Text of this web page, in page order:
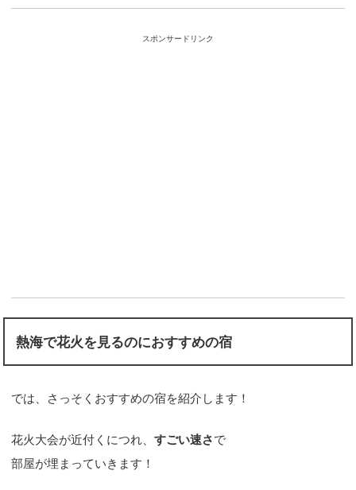
スポンサードリンク
熱海で花火を見るのにおすすめの宿
では、さっそくおすすめの宿を紹介します！
花火大会が近付くにつれ、すごい速さで
部屋が埋まっていきます！